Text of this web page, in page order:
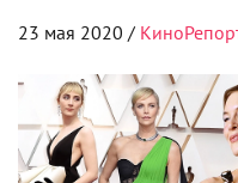
О НАС